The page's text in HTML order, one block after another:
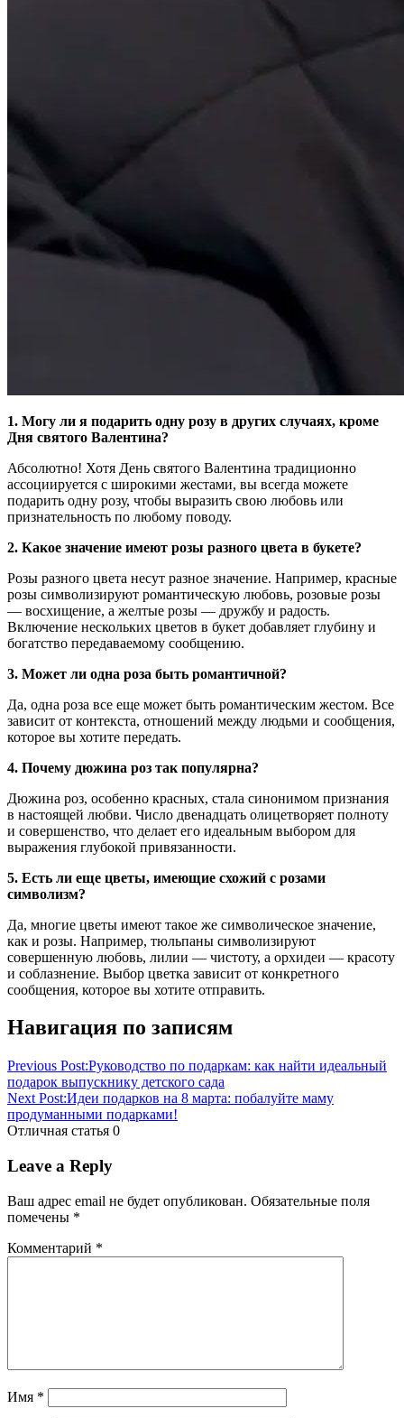
1. Могу ли я подарить одну розу в других случаях, кроме
Дня святого Валентина?
Абсолютно! Хотя День святого Валентина традиционно
ассоциируется с широкими жестами, вы всегда можете
подарить одну розу, чтобы выразить свою любовь или
признательность по любому поводу.
2. Какое значение имеют розы разного цвета в букете?
Розы разного цвета несут разное значение. Например, красные
розы символизируют романтическую любовь, розовые розы
— восхищение, а желтые розы — дружбу и радость.
Включение нескольких цветов в букет добавляет глубину и
богатство передаваемому сообщению.
3. Может ли одна роза быть романтичной?
Да, одна роза все еще может быть романтическим жестом. Все
зависит от контекста, отношений между людьми и сообщения,
которое вы хотите передать.
4. Почему дюжина роз так популярна?
Дюжина роз, особенно красных, стала синонимом признания
в настоящей любви. Число двенадцать олицетворяет полноту
и совершенство, что делает его идеальным выбором для
выражения глубокой привязанности.
5. Есть ли еще цветы, имеющие схожий с розами
символизм?
Да, многие цветы имеют такое же символическое значение,
как и розы. Например, тюльпаны символизируют
совершенную любовь, лилии — чистоту, а орхидеи — красоту
и соблазнение. Выбор цветка зависит от конкретного
сообщения, которое вы хотите отправить.
Навигация по записям
Previous Post:Руководство по подаркам: как найти идеальный
подарок выпускнику детского сада
Next Post:Идеи подарков на 8 марта: побалуйте маму
продуманными подарками!
Отличная статья 0
Leave a Reply
Ваш адрес email не будет опубликован. Обязательные поля
помечены *
Комментарий *
Имя *